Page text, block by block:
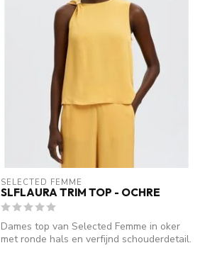
SELECTED FEMME
SLFLAURA TRIM TOP - OCHRE
Dames top van Selected Femme in oker
met ronde hals en verfijnd schouderdetail.